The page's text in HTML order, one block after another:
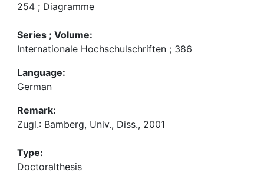
254 ; Diagramme
Series ; Volume:
Internationale Hochschulschriften ; 386
Language:
German
Remark:
Zugl.: Bamberg, Univ., Diss., 2001
Type:
Doctoralthesis